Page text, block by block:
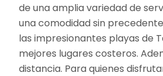
de una amplia variedad de
una comodidad sin
las impresionantes playas de
mejores lugares costeros.
distancia. Para quienes